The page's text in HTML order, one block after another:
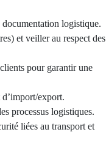
documentation logistique.
et veiller au respect des
pour garantir une
export.
processus logistiques.
liées au transport et